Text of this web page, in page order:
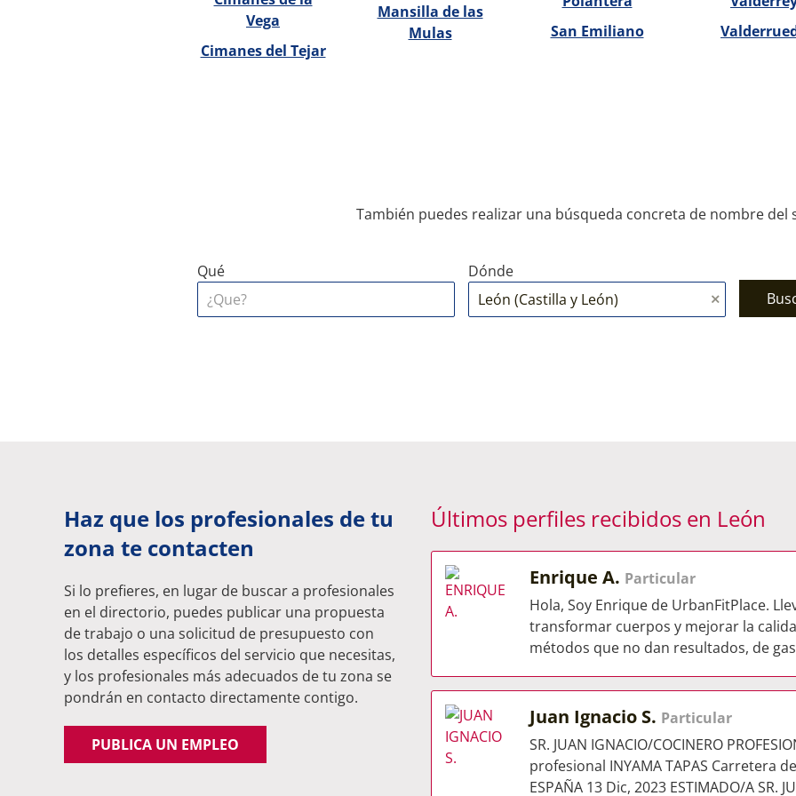
Vega
Cimanes del Tejar
Mansilla de las
Mulas
San Emiliano
También puedes realizar una búsqueda concreta de nombre del
Qué
Dónde
Haz que los profesionales de tu
zona te contacten
Si lo prefieres, en lugar de buscar a profesionales
en el directorio, puedes publicar una propuesta
de trabajo o una solicitud de presupuesto con
los detalles específicos del servicio que necesitas,
y los profesionales más adecuados de tu zona se
pondrán en contacto directamente contigo.
PUBLICA UN EMPLEO
Últimos perfiles recibidos en León
Enrique A. Particular
Hola, Soy Enrique de UrbanFitPlace.
transformar cuerpos y mejorar la
métodos que no dan resultados, de
Juan Ignacio S. Particular
SR. JUAN IGNACIO/COCINERO
profesional INYAMA TAPAS Carretera
ESPAÑA 13 Dic, 2023 ESTIMADO/A SR.